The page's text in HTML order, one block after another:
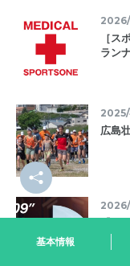
基本情報
2026/
［
ラン
広島
東京